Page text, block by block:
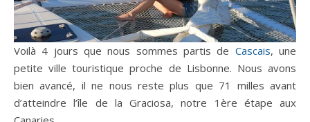
Voilà 4 jours que nous sommes partis de Cascais, une
petite ville touristique proche de Lisbonne. Nous avons
bien avancé, il ne nous reste plus que 71 milles avant
d’atteindre l’île de la Graciosa, notre 1ère étape aux